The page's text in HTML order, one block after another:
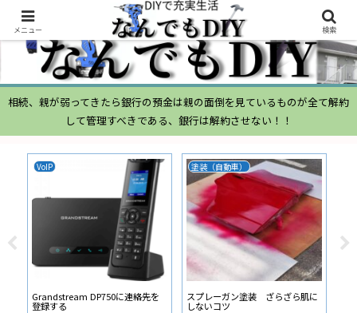
相続、親が弱ってきたら銀行の預金は親の面倒を見ているものが全て解約
して管理すべきである、銀行は解約させない！！
VoIP
Grandstream DP750に連絡先を
登録する
塗装（自動車）
スプレーガン塗装 ざらざら肌に
しないコツ
ム
メニュー 検索